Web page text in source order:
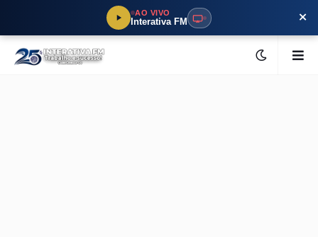
AO VIVO
Interativa FM ×